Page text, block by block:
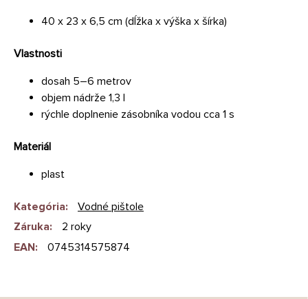
40 x 23 x 6,5 cm (dĺžka x výška x šírka)
Vlastnosti
dosah 5–6 metrov
objem nádrže 1,3 l
rýchle doplnenie zásobníka vodou cca 1 s
Materiál
plast
Kategória:
Vodné pištole
Záruka:
2 roky
EAN: 0745314575874